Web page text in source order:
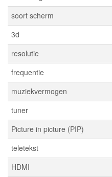
soort scherm
3d
resolutie
frequentie
muziekvermogen
tuner
Picture in picture (PIP)
teletekst
HDMI